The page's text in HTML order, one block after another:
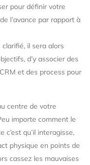
pour définir votre
l’avance par rapport à
il sera alors
d’y associer des
et des process pour
centre de votre
importe comment le
qu’il interagisse,
physique en points de
cassez les mauvaises